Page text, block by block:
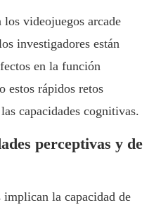
videojuegos arcade
investigadores están
en la función
estos rápidos retos
capacidades cognitivas.
perceptivas y de
la capacidad de